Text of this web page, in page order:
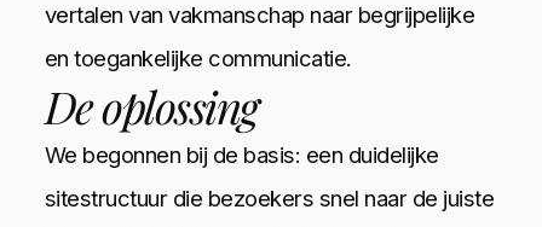
vertalen van vakmanschap naar begrijpelijke
en toegankelijke communicatie.
De oplossing
We begonnen bij de basis: een duidelijke
sitestructuur die bezoekers snel naar de juiste